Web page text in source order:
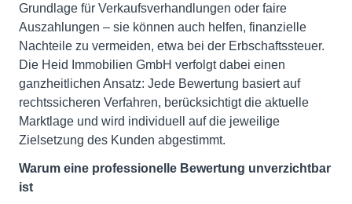
Grundlage für Verkaufsverhandlungen oder faire
Auszahlungen – sie können auch helfen, finanzielle
Nachteile zu vermeiden, etwa bei der Erbschaftssteuer.
Die Heid Immobilien GmbH verfolgt dabei einen
ganzheitlichen Ansatz: Jede Bewertung basiert auf
rechtssicheren Verfahren, berücksichtigt die aktuelle
Marktlage und wird individuell auf die jeweilige
Zielsetzung des Kunden abgestimmt.
Warum eine professionelle Bewertung unverzichtbar
ist